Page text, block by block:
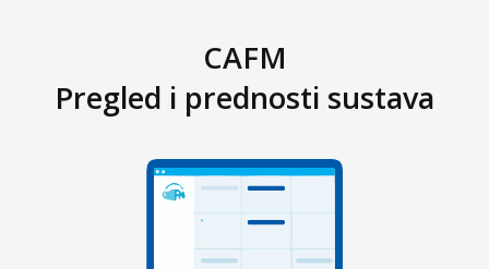
CAFM
Pregled i prednosti sustava